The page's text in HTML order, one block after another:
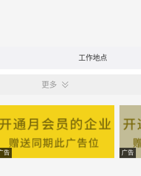
工作地点
更多
告 广告